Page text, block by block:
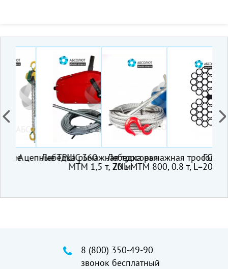
цепные ТРШС 360
Лебедка рычажная тросовая
МТМ 1,5 т, 20 м
Лебедка рычажная тросовая
ZNL МТМ 800, 0.8 т, L=20м
ГОСТ
8 (800) 350-49-90
звонок бесплатный